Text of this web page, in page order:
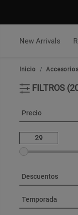
New Arrivals
Inicio Accesorios
FILTROS
Precio
Descuentos
Temporada